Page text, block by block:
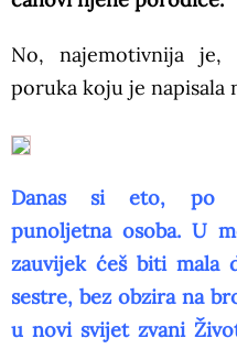
No, najemotivnija
poruka koju je napisala
Danas si eto, po
punoljetna osoba. U
zauvijek ćeš biti mala
sestre, bez obzira na
u novi svijet zvani